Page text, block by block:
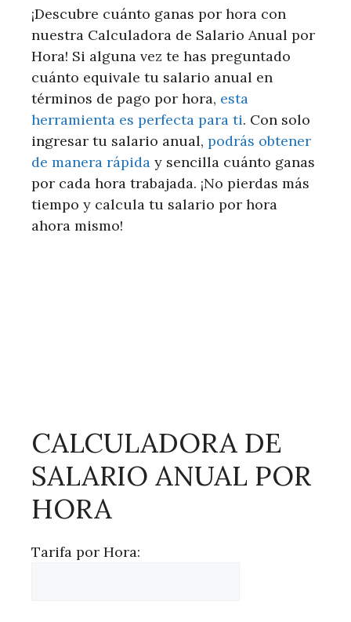
¡Descubre cuánto ganas por hora con
nuestra Calculadora de Salario Anual por
Hora! Si alguna vez te has preguntado
cuánto equivale tu salario anual en
términos de pago por hora, esta
herramienta es perfecta para ti. Con solo
ingresar tu salario anual, podrás obtener
de manera rápida y sencilla cuánto ganas
por cada hora trabajada. ¡No pierdas más
tiempo y calcula tu salario por hora
ahora mismo!
CALCULADORA DE
SALARIO ANUAL POR
HORA
Tarifa por Hora: